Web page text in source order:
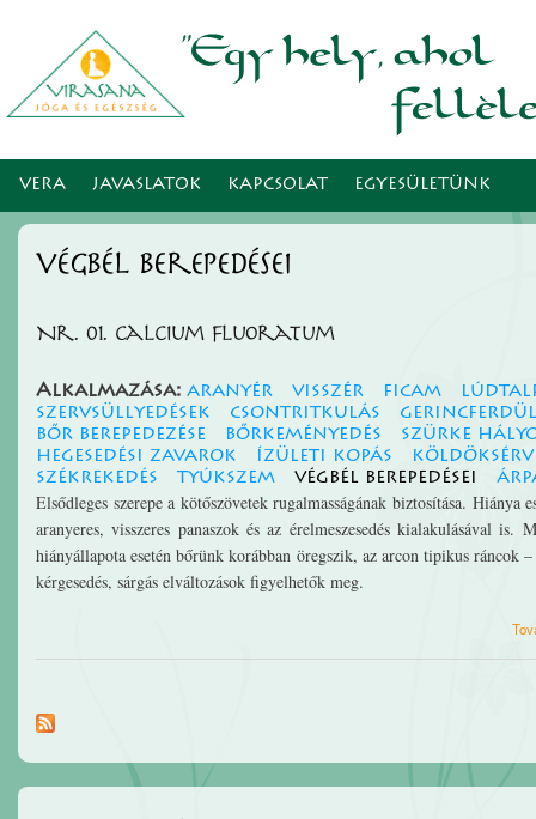
VERA JAVASLATOK KAPCSOLAT EGYESÜLETÜNK
végbél berepedései
Nr. 01. Calcium fluoratum
Alkalmazása: aranyér visszér ficam
szervsüllyedések
csontritkulás
bőr berepedezése
bőrkeményedés
szürke
hegesedési zavarok
ízületi kopás
köldöksérv
székrekedés
tyúkszem végbél berepedései
Elsődleges szerepe a kötőszövetek rugalmasságának biztosítása.
aranyeres, visszeres panaszok és az érelmeszesedés kialakulásával
hiányállapota esetén bőrünk korábban öregszik, az arcon tipikus ráncok
kérgesedés, sárgás elváltozások figyelhetők meg.